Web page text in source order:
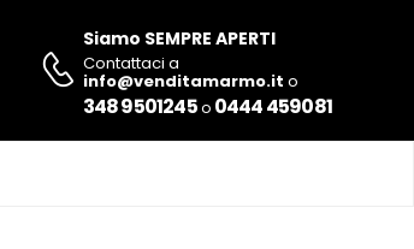
Siamo SEMPRE APERTI
Contattaci a
info@venditamarmo.it o
348 9501245o 0444 459081